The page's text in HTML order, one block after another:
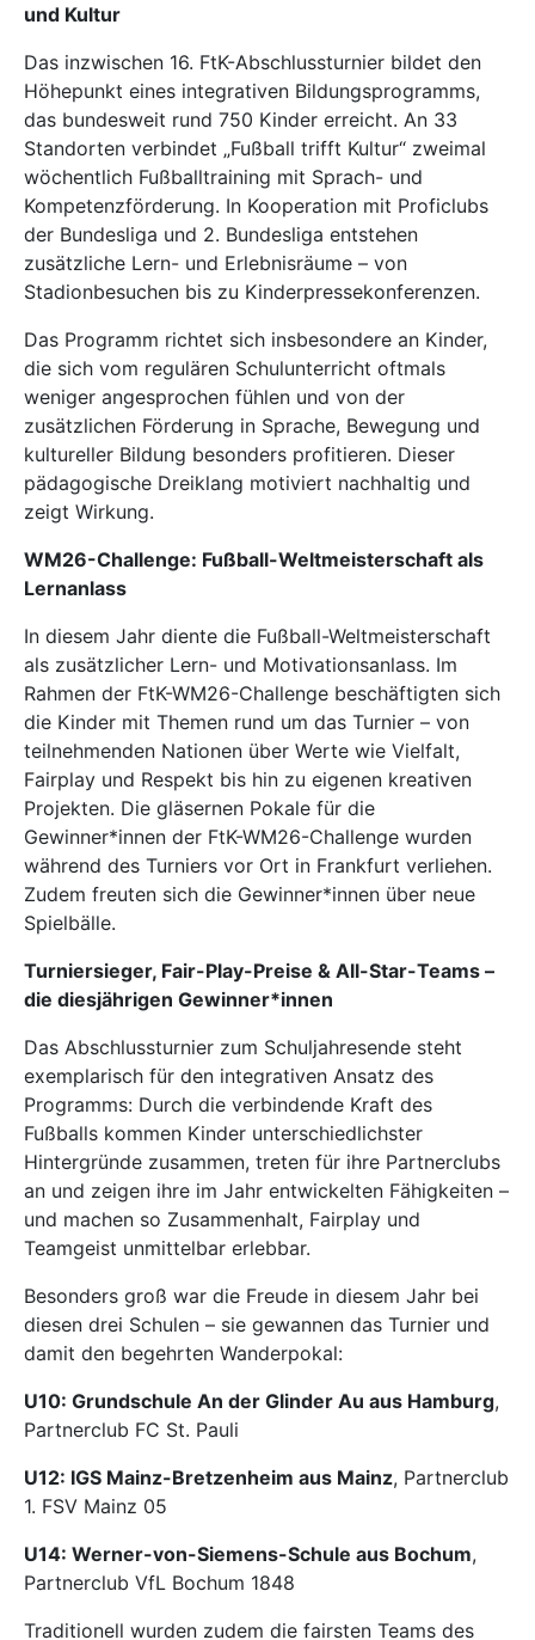
und Kultur
Das inzwischen 16. FtK-Abschlussturnier bildet den
Höhepunkt eines integrativen Bildungsprogramms,
das bundesweit rund 750 Kinder erreicht. An 33
Standorten verbindet „Fußball trifft Kultur“ zweimal
wöchentlich Fußballtraining mit Sprach- und
Kompetenzförderung. In Kooperation mit Proficlubs
der Bundesliga und 2. Bundesliga entstehen
zusätzliche Lern- und Erlebnisräume – von
Stadionbesuchen bis zu Kinderpressekonferenzen.
Das Programm richtet sich insbesondere an Kinder,
die sich vom regulären Schulunterricht oftmals
weniger angesprochen fühlen und von der
zusätzlichen Förderung in Sprache, Bewegung und
kultureller Bildung besonders profitieren. Dieser
pädagogische Dreiklang motiviert nachhaltig und
zeigt Wirkung.
WM26-Challenge: Fußball-Weltmeisterschaft als
Lernanlass
In diesem Jahr diente die Fußball-Weltmeisterschaft
als zusätzlicher Lern- und Motivationsanlass. Im
Rahmen der FtK-WM26-Challenge beschäftigten sich
die Kinder mit Themen rund um das Turnier – von
teilnehmenden Nationen über Werte wie Vielfalt,
Fairplay und Respekt bis hin zu eigenen kreativen
Projekten. Die gläsernen Pokale für die
Gewinner*innen der FtK-WM26-Challenge wurden
während des Turniers vor Ort in Frankfurt verliehen.
Zudem freuten sich die Gewinner*innen über neue
Spielbälle.
Turniersieger, Fair-Play-Preise & All-Star-Teams –
die diesjährigen Gewinner*innen
Das Abschlussturnier zum Schuljahresende steht
exemplarisch für den integrativen Ansatz des
Programms: Durch die verbindende Kraft des
Fußballs kommen Kinder unterschiedlichster
Hintergründe zusammen, treten für ihre Partnerclubs
an und zeigen ihre im Jahr entwickelten Fähigkeiten –
und machen so Zusammenhalt, Fairplay und
Teamgeist unmittelbar erlebbar.
Besonders groß war die Freude in diesem Jahr bei
diesen drei Schulen – sie gewannen das Turnier und
damit den begehrten Wanderpokal:
U10: Grundschule An der Glinder Au aus Hamburg,
Partnerclub FC St. Pauli
U12: IGS Mainz-Bretzenheim aus Mainz, Partnerclub
1. FSV Mainz 05
U14: Werner-von-Siemens-Schule aus Bochum,
Partnerclub VfL Bochum 1848
Traditionell wurden zudem die fairsten Teams des